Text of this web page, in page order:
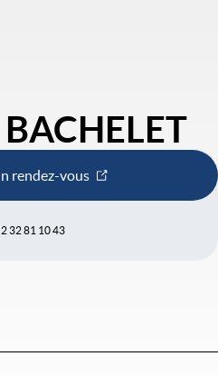
rendez-vous
32 81 10 43